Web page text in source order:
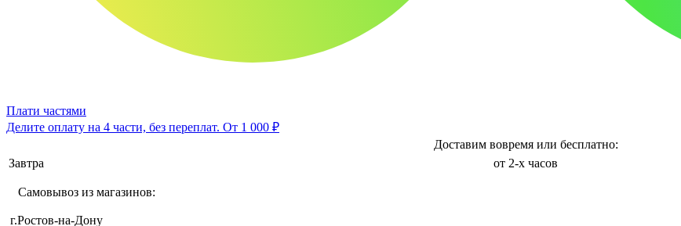
Плати частями
Делите оплату на 4 части, без переплат. От 1 000 ₽
Доставим вовремя или бесплатно:
Завтра
от 2-х часов
Самовывоз из магазинов:
г.Ростов-на-Дону